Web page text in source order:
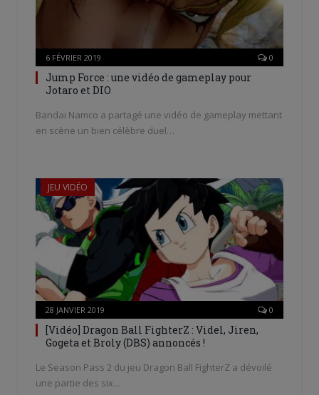
6 FÉVRIER 2019 0
Jump Force : une vidéo de gameplay pour
Jotaro et DIO
Bandai Namco a partagé une vidéo de gameplay mettant
en scène un bien célèbre duel…
JEU VIDÉO
28 JANVIER 2019 0
[Vidéo] Dragon Ball FighterZ : Videl, Jiren,
Gogeta et Broly (DBS) annoncés !
Le Season Pass 2 du jeu Dragon Ball FighterZ a dévoilé
une partie des six…